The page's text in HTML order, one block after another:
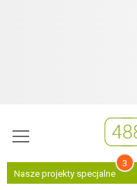
Nasze projekty specjalne
3